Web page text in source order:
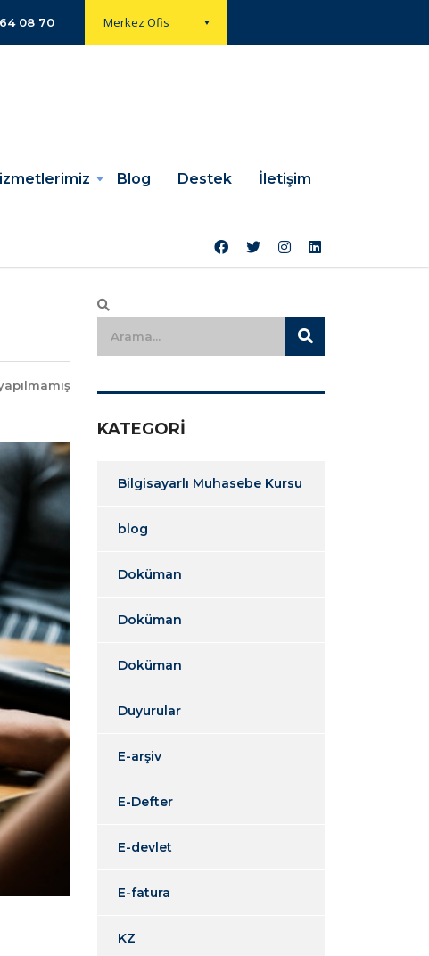
Merkez Ofis
08 70
Blog Destek İletişim
KATEGORI
Bilgisayarlı Muhasebe Kursu
blog
Doküman
Doküman
Doküman
Duyurular
E-arşiv
E-Defter
E-devlet
E-fatura
KZ